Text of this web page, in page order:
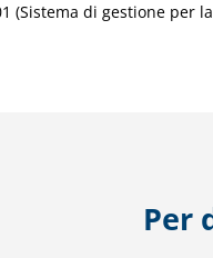
(Sistema di gestione per
Per